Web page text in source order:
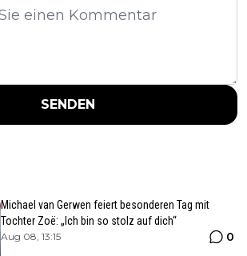
SENDEN
Michael van Gerwen feiert besonderen Tag mit
Tochter Zoë: „Ich bin so stolz auf dich“
Aug 08, 13:15 0